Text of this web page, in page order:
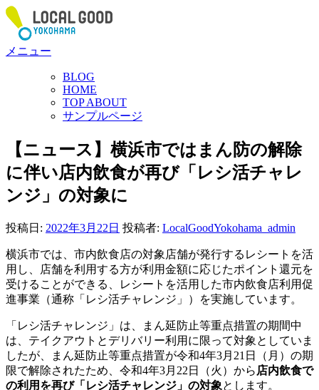
コ
ン
ン
メニュー
BLOG
HOME
TOP ABOUT
サンプルページ
【ニュース】横浜市ではまん防の解除
に伴い店内飲食が再び「レシ活チャレ
ンジ」の対象に
投稿日: 2022年3月22日 投稿者: LocalGoodYokohama_admin
横浜市では、市内飲食店の対象店舗が発行するレシートを活
用し、店舗を利用する方が利用金額に応じたポイント還元を
受けることができる、レシートを活用した市内飲食店利用促
進事業（通称「レシ活チャレンジ」）を実施しています。
「レシ活チャレンジ」は、まん延防止等重点措置の期間中
は、テイクアウトとデリバリー利用に限って対象としていま
したが、まん延防止等重点措置が令和4年3月21日（月）の期
限で解除されたため、令和4年3月22日（火）から 店内飲食で
の利用を再び「レシ活チャレンジ」の対象とします。